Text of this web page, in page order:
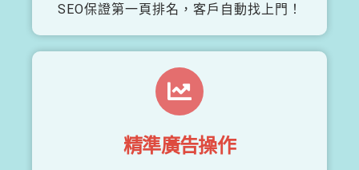
SEO保證第一頁排名，客戶自動找上門！
精準廣告操作